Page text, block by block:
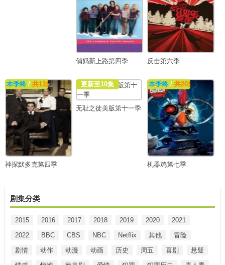
俏妈新上路第四季 反击第六季
本季终 / 共13集
神探默多克第四季
更新至10集
无耻之徒美版第十一季
本季终/ 共20集
机器鸡第七季
剧集分类
2015 2016 2017 2018 2019 2020
2021
2022
BBC CBS NBC Netflix 其他
冒险
剧情
动作 动漫 动画 历史 周五 喜剧
悬疑